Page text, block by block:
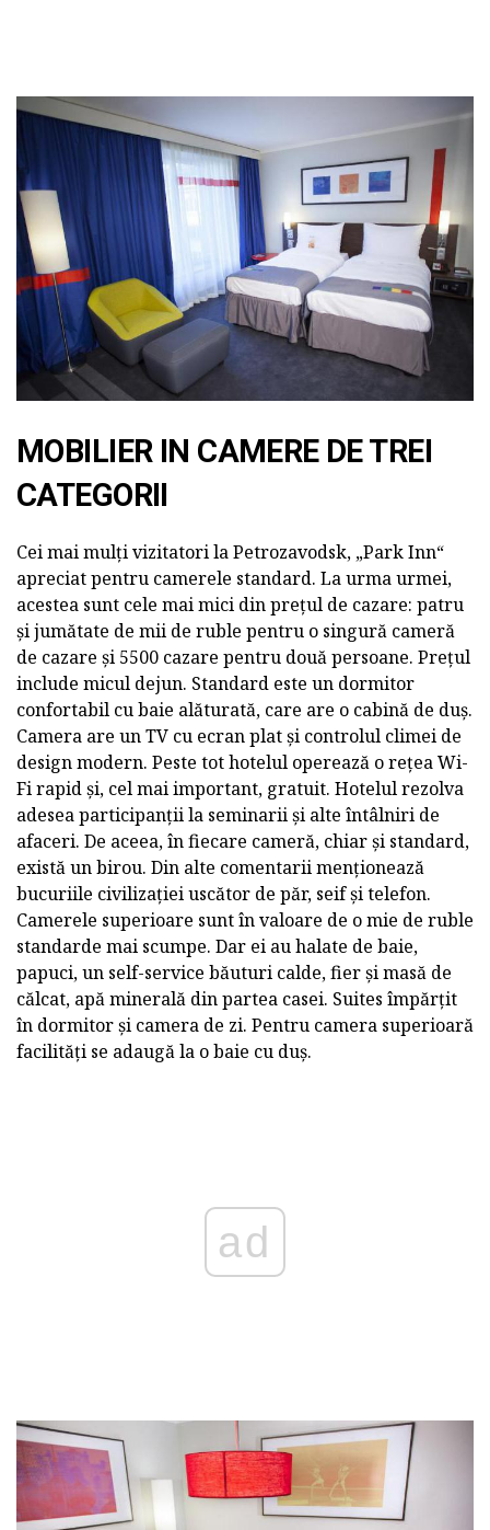
MOBILIER IN CAMERE DE TREI
CATEGORII
Cei mai mulți vizitatori la Petrozavodsk, „Park Inn“
apreciat pentru camerele standard. La urma urmei,
acestea sunt cele mai mici din prețul de cazare: patru
și jumătate de mii de ruble pentru o singură cameră
de cazare și 5500 cazare pentru două persoane. Prețul
include micul dejun. Standard este un dormitor
confortabil cu baie alăturată, care are o cabină de duș.
Camera are un TV cu ecran plat și controlul climei de
design modern. Peste tot hotelul operează o rețea Wi-
Fi rapid și, cel mai important, gratuit. Hotelul rezolva
adesea participanții la seminarii și alte întâlniri de
afaceri. De aceea, în fiecare cameră, chiar și standard,
există un birou. Din alte comentarii menționează
bucuriile civilizației uscător de păr, seif și telefon.
Camerele superioare sunt în valoare de o mie de ruble
standarde mai scumpe. Dar ei au halate de baie,
papuci, un self-service băuturi calde, fier și masă de
călcat, apă minerală din partea casei. Suites împărțit
în dormitor și camera de zi. Pentru camera superioară
facilități se adaugă la o baie cu duș.
ad